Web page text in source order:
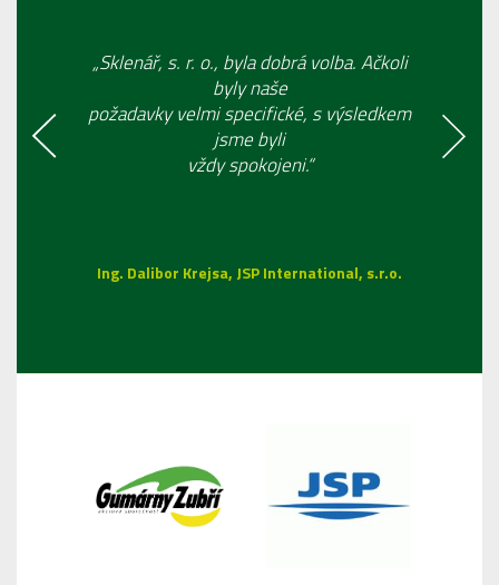
„Sklenář, s. r. o., byla dobrá volba. Ačkoli
byly naše
požadavky velmi specifické, s výsledkem
jsme byli
vždy spokojeni.“
Ing. Dalibor Krejsa, JSP International, s.r.o.